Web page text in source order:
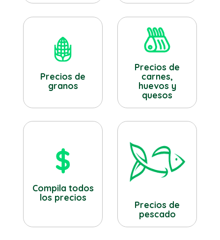
Precios de
granos
Precios de
carnes,
huevos y
quesos
Compila todos
los precios
Precios de
pescado